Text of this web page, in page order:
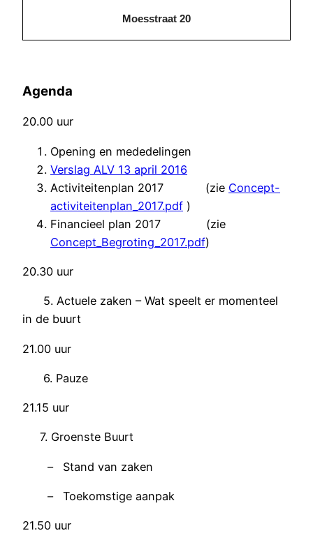
Moesstraat 20
Agenda
20.00 uur
Opening en mededelingen
Verslag ALV 13 april 2016
Activiteitenplan 2017 (zie Concept-
activiteitenplan_2017.pdf )
Financieel plan 2017 (zie
Concept_Begroting_2017.pdf)
20.30 uur
5. Actuele zaken – Wat speelt er momenteel
in de buurt
21.00 uur
6. Pauze
21.15 uur
7. Groenste Buurt
– Stand van zaken
– Toekomstige aanpak
21.50 uur